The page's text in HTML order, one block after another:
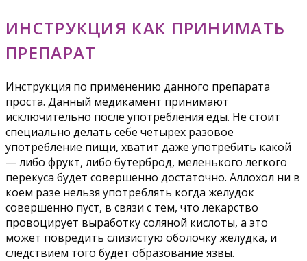
ИНСТРУКЦИЯ КАК ПРИНИМАТЬ
ПРЕПАРАТ
Инструкция по применению данного препарата
проста. Данный медикамент принимают
исключительно после употребления еды. Не стоит
специально делать себе четырех разовое
употребление пищи, хватит даже употребить какой
— либо фрукт, либо бутерброд, меленького легкого
перекуса будет совершенно достаточно. Аллохол ни в
коем разе нельзя употреблять когда желудок
совершенно пуст, в связи с тем, что лекарство
провоцирует выработку соляной кислоты, а это
может повредить слизистую оболочку желудка, и
следствием того будет образование язвы.